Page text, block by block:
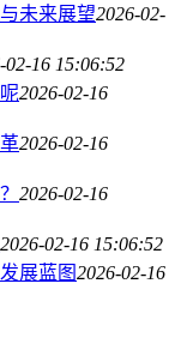
未来展望2026-02-
02-16 15:06:52
2026-02-16
2026-02-16
2026-02-16
2026-02-16 15:06:52
展蓝图2026-02-16